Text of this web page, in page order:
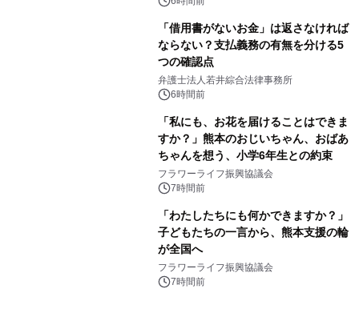
「借用書がないお金」は返さなければ
ならない？支払義務の有無を分ける5
つの確認点
弁護士法人若井綜合法律事務所
6時間前
「私にも、お花を届けることはできま
すか？」熊本のおじいちゃん、おばあ
ちゃんを想う、小学6年生との約束
フラワーライフ振興協議会
7時間前
「わたしたちにも何かできますか？」
子どもたちの一言から、熊本支援の輪
が全国へ
フラワーライフ振興協議会
7時間前